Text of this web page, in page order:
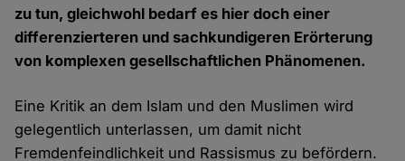
zu tun, gleichwohl bedarf es hier doch einer
differenzierteren und sachkundigeren Erörterung
von komplexen gesellschaftlichen Phänomenen.
Eine Kritik an dem Islam und den Muslimen wird
gelegentlich unterlassen, um damit nicht
Fremdenfeindlichkeit und Rassismus zu befördern.